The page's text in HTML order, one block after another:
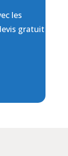
les
gratuit